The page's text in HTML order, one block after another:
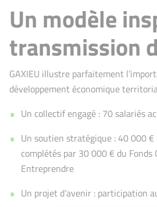
Un modèle
transmission
GAXIEU illustre parfaitement
développement économique
Un collectif engagé : 70 salariés
Un soutien stratégique : 40 000 €
complétés par 30 000 € du
Entreprendre
Un projet d’avenir : participation